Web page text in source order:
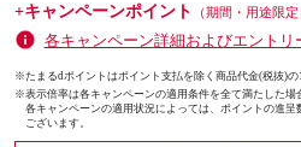
+キャンペーンポイント
（期間・用途限定
各キャンペーン詳細およびエントリ
※たまるdポイントはポイント支払を除く商品代金(税抜)の
※表示倍率は各キャンペーンの適用条件を全て満たした場
各キャンペーンの適用状況によっては、ポイントの進
ございます。